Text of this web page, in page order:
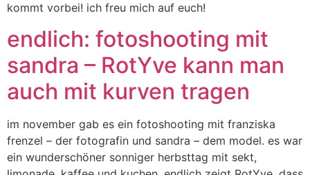
kommt vorbei! ich freu mich auf euch!
endlich: fotoshooting mit
sandra – RotYve kann man
auch mit kurven tragen
im november gab es ein fotoshooting mit franziska
frenzel – der fotografin und sandra – dem model. es war
ein wunderschöner sonniger herbsttag mit sekt,